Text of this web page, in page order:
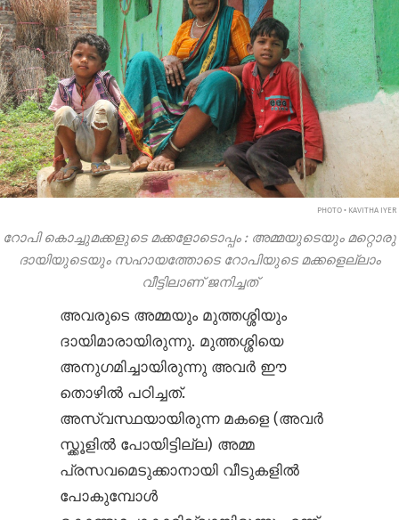
PHOTO • KAVITHA IYER
റോപി കൊച്ചുമക്കളുടെ മക്കളോടൊപ്പം : അമ്മയുടെയും മറ്റൊരു
ദായിയുടെയും സഹായത്തോടെ റോപിയുടെ മക്കളെല്ലാം
വീട്ടിലാണ് ജനിച്ചത്
അവരുടെ അമ്മയും മുത്തശ്ശിയും
ദായിമാരായിരുന്നു. മുത്തശ്ശിയെ
അനുഗമിച്ചായിരുന്നു അവർ ഈ
തൊഴിൽ പഠിച്ചത്.
അസ്വസ്ഥയായിരുന്ന മകളെ (അവർ
സ്ക്കൂളിൽ പോയിട്ടില്ല) അമ്മ
പ്രസവമെടുക്കാനായി വീടുകളിൽ
പോകുമ്പോൾ